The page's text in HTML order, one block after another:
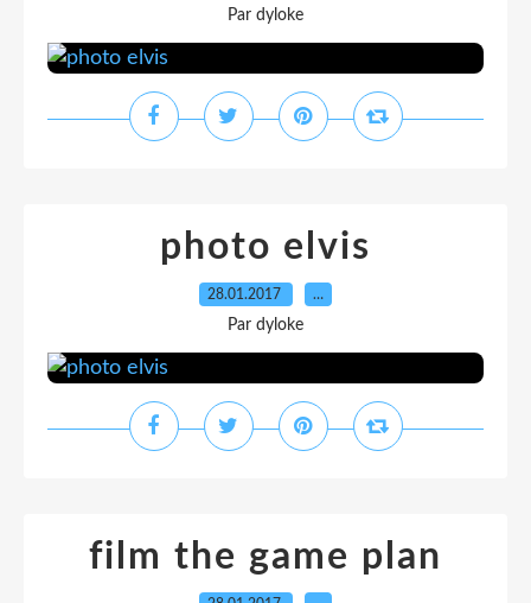
Par dyloke
photo elvis
28.01.2017 …
Par dyloke
film the game plan